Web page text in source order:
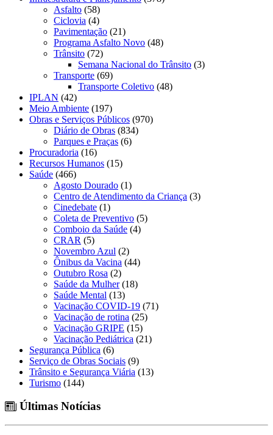
Asfalto (58)
Ciclovia (4)
Pavimentação (21)
Programa Asfalto Novo (48)
Trânsito (72)
Semana Nacional do Trânsito (3)
Transporte (69)
Transporte Coletivo (48)
IPLAN (42)
Meio Ambiente (197)
Obras e Serviços Públicos (970)
Diário de Obras (834)
Parques e Praças (6)
Procuradoria (16)
Recursos Humanos (15)
Saúde (466)
Agosto Dourado (1)
Centro de Atendimento da Criança (3)
Cinedebate (1)
Coleta de Preventivo (5)
Comboio da Saúde (4)
CRAR (5)
Novembro Azul (2)
Ônibus da Vacina (44)
Outubro Rosa (2)
Saúde da Mulher(18)
Saúde Mental (13)
Vacinação COVID-19 (71)
Vacinação de rotina (25)
Vacinação GRIPE (15)
Vacinação Pediátrica (21)
Segurança Pública (6)
Serviço de Obras Sociais (9)
Trânsito e Segurança Viária (13)
Turismo (144)
Últimas Notícias